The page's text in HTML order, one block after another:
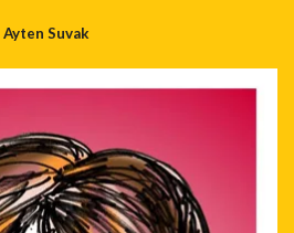
Ayten Suvak